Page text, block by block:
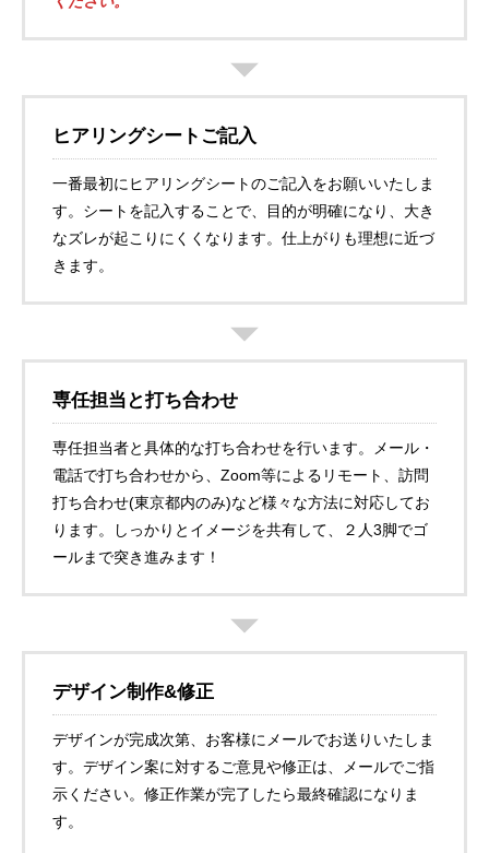
ヒアリングシートご記入
一番最初にヒアリングシートのご記入をお願いいたしま
す。シートを記入することで、目的が明確になり、大き
なズレが起こりにくくなります。仕上がりも理想に近づ
きます。
専任担当と打ち合わせ
専任担当者と具体的な打ち合わせを行います。メール・
電話で打ち合わせから、Zoom等によるリモート、訪問
打ち合わせ(東京都内のみ)など様々な方法に対応してお
ります。しっかりとイメージを共有して、２人3脚でゴ
ールまで突き進みます！
デザイン制作&修正
デザインが完成次第、お客様にメールでお送りいたしま
す。デザイン案に対するご意見や修正は、メールでご指
示ください。修正作業が完了したら最終確認になりま
す。